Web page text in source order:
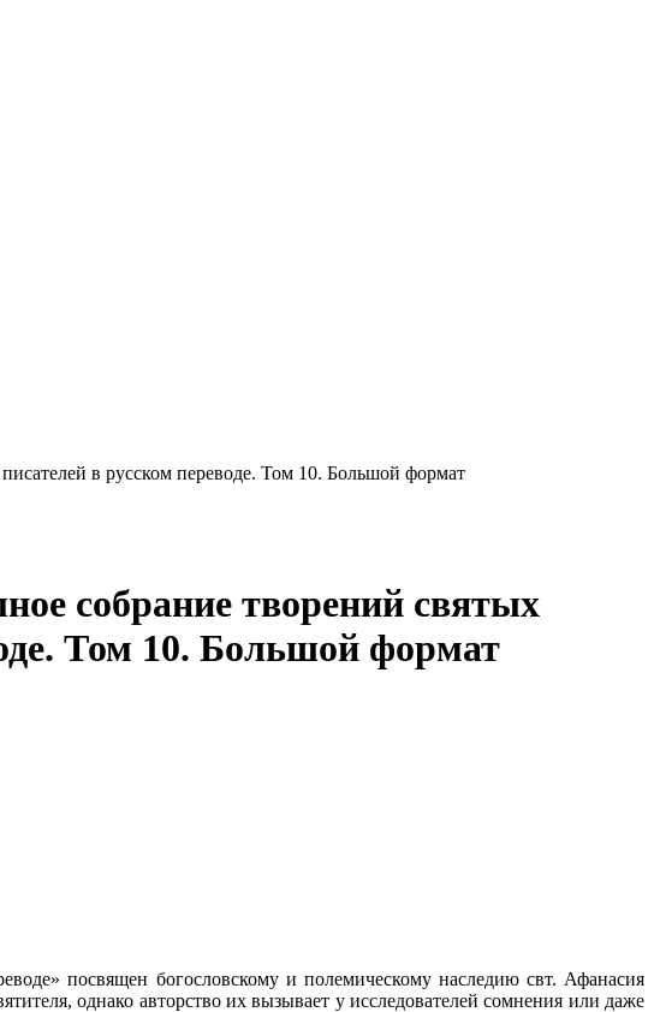
в русском переводе. Том 10. Большой формат
собрание творений святых
Том 10. Большой формат
посвящен богословскому и полемическому наследию свт. Афанасия
однако авторство их вызывает у исследователей сомнения или даже